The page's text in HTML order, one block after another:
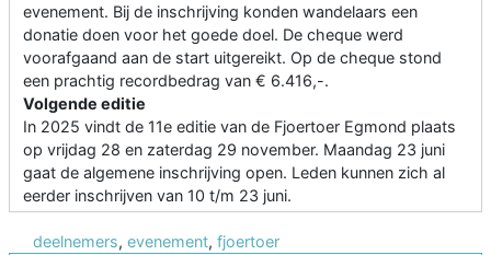
evenement. Bij de inschrijving konden wandelaars een
donatie doen voor het goede doel. De cheque werd
voorafgaand aan de start uitgereikt. Op de cheque stond
een prachtig recordbedrag van € 6.416,-.
Volgende editie
In 2025 vindt de 11e editie van de Fjoertoer Egmond plaats
op vrijdag 28 en zaterdag 29 november. Maandag 23 juni
gaat de algemene inschrijving open. Leden kunnen zich al
eerder inschrijven van 10 t/m 23 juni.
deelnemers, evenement, fjoertoer